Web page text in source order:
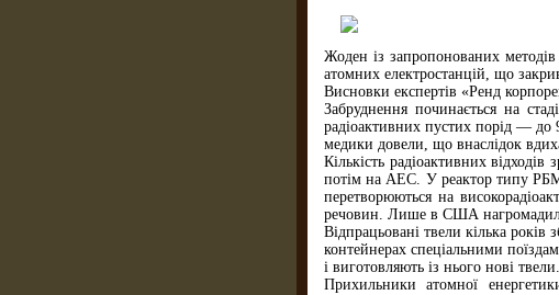
Жоден із запропонованих методів
атомних електростанцій, що
Висновки експертів «Ренд
Забруднення починається на
радіоактивних пустих порід — до
медики довели, що внаслідок
Кількість радіоактивних
потім на АЕС. У реактор типу РБМК
перетворюються на
речовин. Лише в США
Відпрацьовані твели кілька
контейнерах спеціальними
і виготовляють із нього нові твели.
Прихильники атомної